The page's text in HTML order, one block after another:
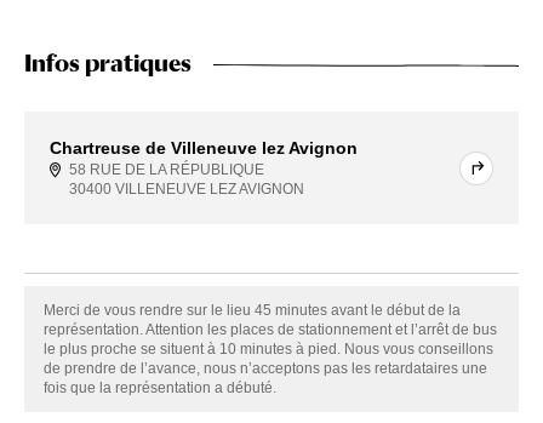
Infos pratiques
Chartreuse de Villeneuve lez Avignon
58 RUE DE LA RÉPUBLIQUE
30400 VILLENEUVE LEZ AVIGNON
Merci de vous rendre sur le lieu 45 minutes avant le début de la
représentation. Attention les places de stationnement et l’arrêt de bus
le plus proche se situent à 10 minutes à pied. Nous vous conseillons
de prendre de l’avance, nous n’acceptons pas les retardataires une
fois que la représentation a débuté.